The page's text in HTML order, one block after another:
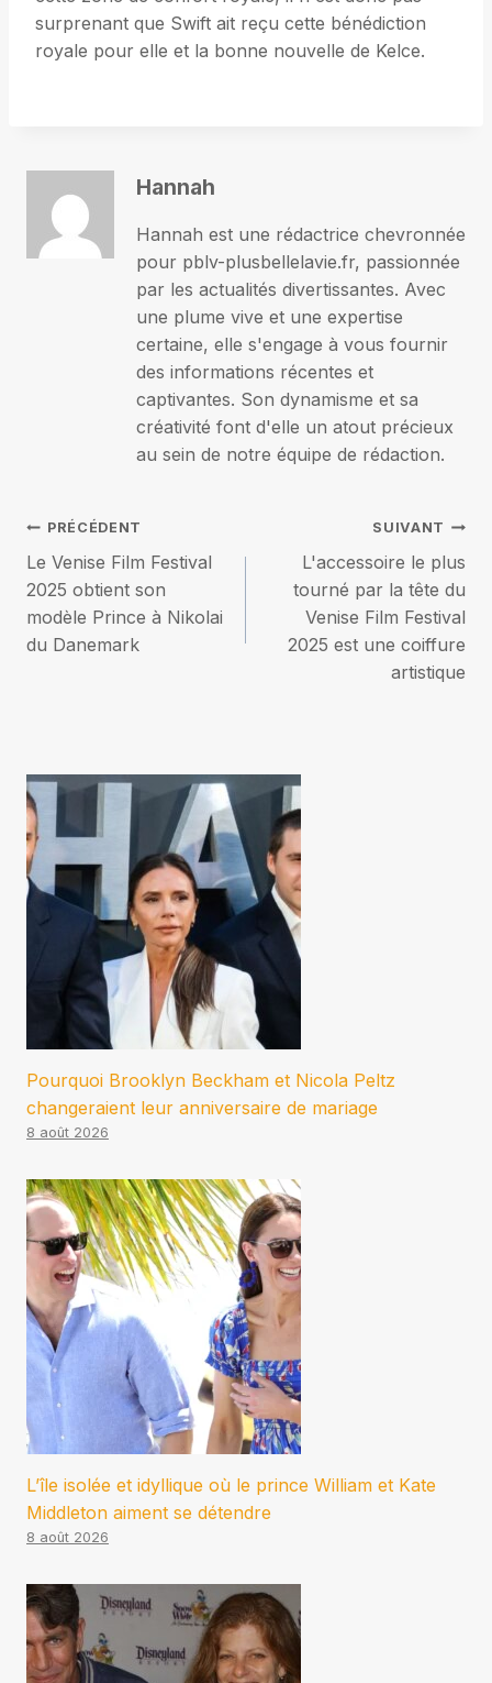
surprenant que Swift ait reçu cette bénédiction
royale pour elle et la bonne nouvelle de Kelce.
Hannah
Hannah est une rédactrice chevronnée
pour pblv-plusbellelavie.fr, passionnée
par les actualités divertissantes. Avec
une plume vive et une expertise
certaine, elle s'engage à vous fournir
des informations récentes et
captivantes. Son dynamisme et sa
créativité font d'elle un atout précieux
au sein de notre équipe de rédaction.
Navigation
de
l’article
PRÉCÉDENT
Le Venise Film Festival
2025 obtient son
modèle Prince à Nikolai
du Danemark
SUIVANT
L'accessoire le plus
tourné par la tête du
Venise Film Festival
2025 est une coiffure
artistique
Pourquoi Brooklyn Beckham et Nicola Peltz
changeraient leur anniversaire de mariage
8 août 2026
L’île isolée et idyllique où le prince William et Kate
Middleton aiment se détendre
8 août 2026